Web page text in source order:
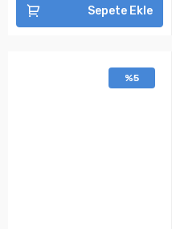
Sepete Ekle
%5